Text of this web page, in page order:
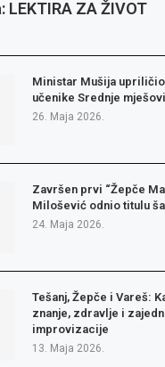
LEKTIRA ZA ŽIVOT
Ministar Mušija
učenike Srednje
26. Maja 2026.
Završen prvi “Žepče
Milošević odnio titulu
24. Maja 2026.
Tešanj, Žepče i Vareš:
znanje, zdravlje i
improvizacije
13. Maja 2026.